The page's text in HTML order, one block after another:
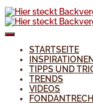
STARTSEITE
INSPIRATIONEN
TIPPS UND
TRENDS
VIDEOS